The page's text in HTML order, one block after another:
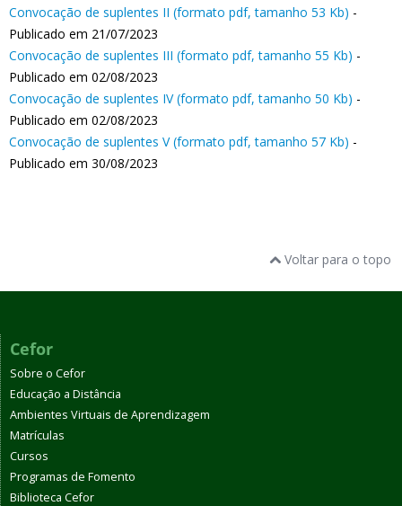
Convocação de suplentes II (formato pdf, tamanho 53 Kb) -
Publicado em 21/07/2023
Convocação de suplentes III (formato pdf, tamanho 55 Kb) -
Publicado em 02/08/2023
Convocação de suplentes IV (formato pdf, tamanho 50 Kb) -
Publicado em 02/08/2023
Convocação de suplentes V (formato pdf, tamanho 57 Kb) -
Publicado em 30/08/2023
Voltar para o topo
Cefor
Sobre o Cefor
Educação a Distância
Ambientes Virtuais de Aprendizagem
Matrículas
Cursos
Programas de Fomento
Biblioteca Cefor